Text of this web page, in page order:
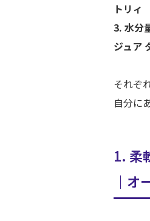
トリィ
3. 水分
ジュア
それぞ
自分に
1. 柔
｜オ